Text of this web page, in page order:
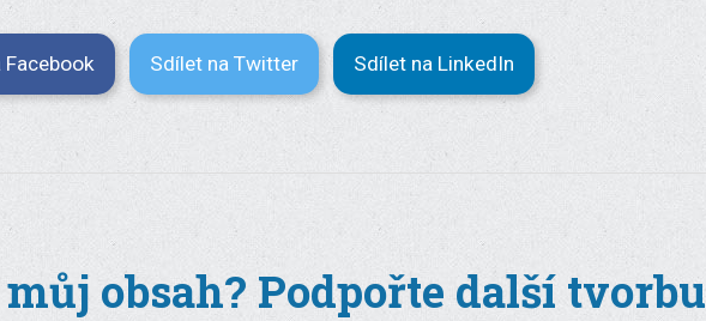
Facebook Sdílet na Twitter Sdílet na LinkedIn
obsah? Podpořte další tvorbu